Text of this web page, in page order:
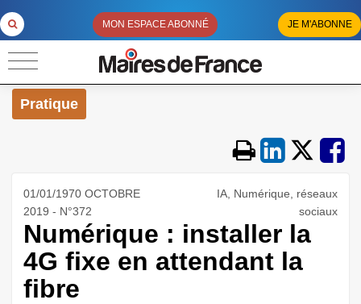
MON ESPACE ABONNÉ JE M'ABONNE
Pratique
01/01/1970 OCTOBRE
2019 - N°372
IA, Numérique, réseaux
sociaux
Numérique : installer la
4G fixe en attendant la
fibre